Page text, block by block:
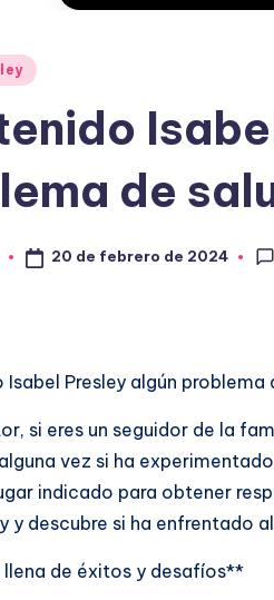
de
20 de febrero de 2024
Isabel Presley algún
si eres un seguidor de la
vez si ha
indicado para obtener
y descubre si ha enfrentado
llena de éxitos y desafíos**